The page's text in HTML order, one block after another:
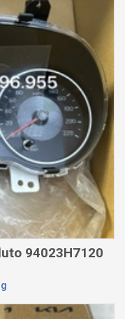
94023H7120